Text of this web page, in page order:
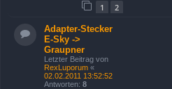
1 2
Adapter-Stecker
E-Sky ->
Graupner
Letzter Beitrag von
RexLuporum «
02.02.2011 13:52:52
Antworten: 8